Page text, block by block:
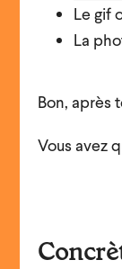
Le gif
La
Bon, après
Vous avez